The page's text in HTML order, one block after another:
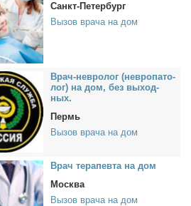
Санкт-Петербург
Вызов врача на дом
Врач-нев­ро­лог (нев­ро­па­то­
лог) на дом, без вы­ход­
ных.
Пермь
Вызов врача на дом
Врач те­ра­пев­та на дом
Москва
Вызов врача на дом